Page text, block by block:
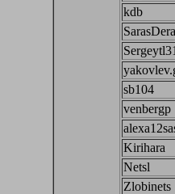
kdb
sb104
venbergp
Kirihara
Netsl
Zlobinets